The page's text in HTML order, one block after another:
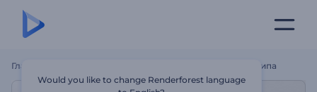
Главная Голографическое Раскрытие Логотипа
Would you like to change Renderforest language